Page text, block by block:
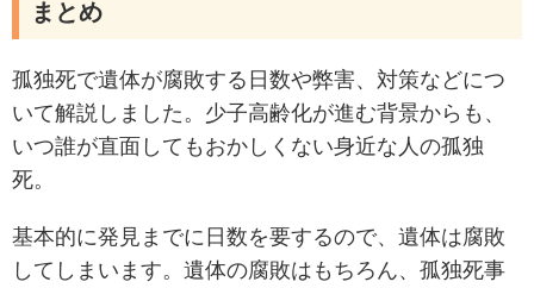
まとめ
孤独死で遺体が腐敗する日数や弊害、対策などにつ
いて解説しました。少子高齢化が進む背景からも、
いつ誰が直面してもおかしくない身近な人の孤独
死。
基本的に発見までに日数を要するので、遺体は腐敗
してしまいます。遺体の腐敗はもちろん、孤独死事